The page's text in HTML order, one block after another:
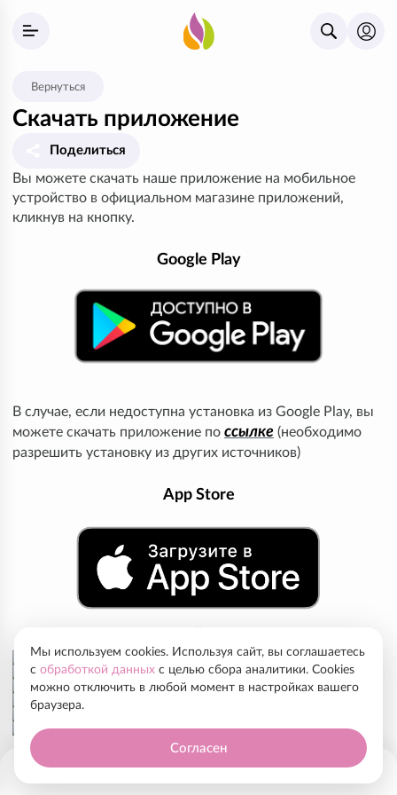
Вернуться
Скачать приложение
Поделиться
Вы можете скачать наше приложение на мобильное
устройство в официальном магазине приложений,
кликнув на кнопку.
Google Play
В случае, если недоступна установка из Google Play, вы
можете скачать приложение по ссылке (необходимо
разрешить установку из других источников)
App Store
Мы используем cookies. Используя сайт, вы соглашаетесь
с обработкой данных с целью сбора аналитики. Cookies
можно отключить в любой момент в настройках вашего
браузера.
Согласен